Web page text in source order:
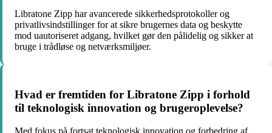
Libratone Zipp har avancerede sikkerhedsprotokoller og
privatlivsindstillinger for at sikre brugernes data og beskytte
mod uautoriseret adgang, hvilket gør den pålidelig og sikker at
bruge i trådløse og netværksmiljøer.
Hvad er fremtiden for Libratone Zipp i forhold
til teknologisk innovation og brugeroplevelse?